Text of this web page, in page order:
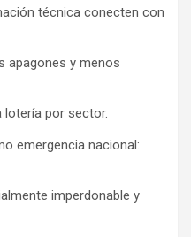
técnica conecten con
apagones y menos
lotería por sector.
emergencia nacional:
imperdonable y